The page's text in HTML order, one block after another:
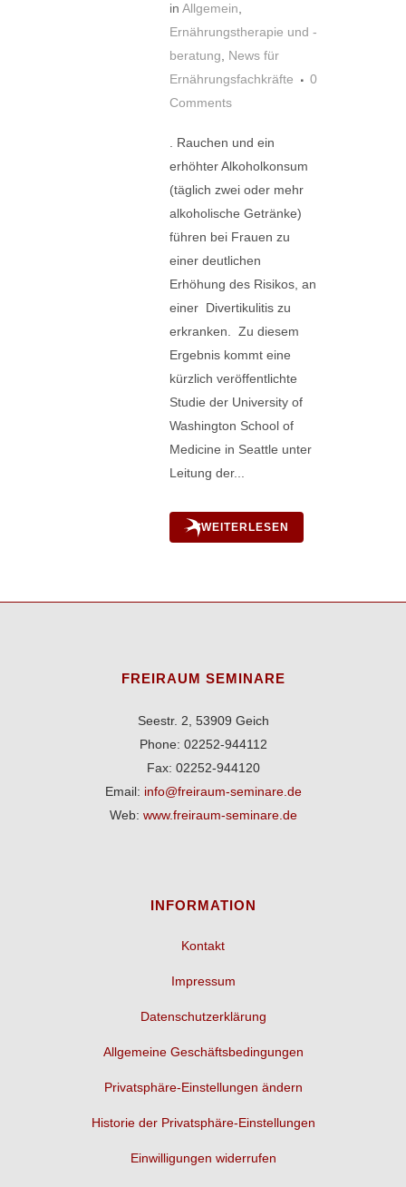
in Allgemein
Ernährungstherapie und -
beratung
News für
Ernährungsfachkräfte
0
Comments
. Rauchen und ein
erhöhter Alkoholkonsum
(täglich zwei oder mehr
alkoholische Getränke)
führen bei Frauen zu
einer deutlichen
Erhöhung des Risikos, an
einer Divertikulitis zu
erkranken. Zu diesem
Ergebnis kommt eine
kürzlich veröffentlichte
Studie der University of
Washington School of
Medicine in Seattle unter
Leitung der...
WEITERLESEN
FREIRAUM SEMINARE
Seestr. 2, 53909 Geich
Phone: 02252-944112
Fax: 02252-944120
Email: info@freiraum-seminare.de
Web: www.freiraum-seminare.de
INFORMATION
Kontakt
Impressum
Datenschutzerklärung
Allgemeine Geschäftsbedingungen
Privatsphäre-Einstellungen ändern
Historie der Privatsphäre-Einstellungen
Einwilligungen widerrufen